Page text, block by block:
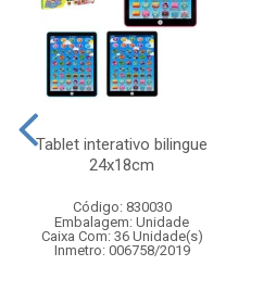
Tablet interativo bilingue
24x18cm
Código: 830030
Embalagem: Unidade
Caixa Com: 36 Unidade(s)
Inmetro: 006758/2019